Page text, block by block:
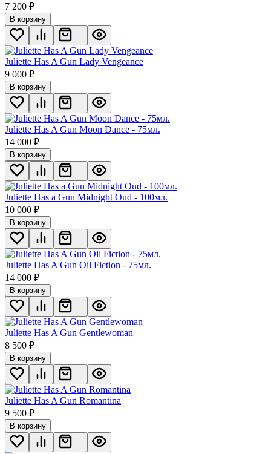
7 200 ₽
В корзину
Juliette Has A Gun Lady Vengeance
9 000 ₽
В корзину
Juliette Has A Gun Moon Dance - 75мл.
14 000 ₽
В корзину
Juliette Has a Gun Midnight Oud - 100мл.
10 000 ₽
В корзину
Juliette Has A Gun Oil Fiction - 75мл.
14 000 ₽
В корзину
Juliette Has A Gun Gentlewoman
8 500 ₽
В корзину
Juliette Has A Gun Romantina
9 500 ₽
В корзину